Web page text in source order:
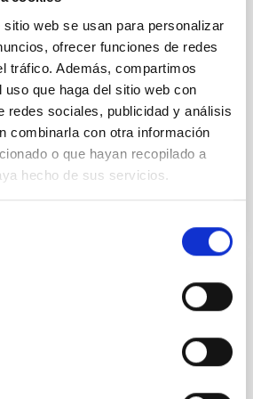
web se usan para personalizar
ofrecer funciones de redes
tráfico. Además, compartimos
uso que haga del sitio web con
redes sociales, publicidad y análisis
combinarla con otra información
o que hayan recopilado a
hecho de sus servicios.
(TTT). Phase-Dispersion
± 0.051 hr and a peak-to-peak
R. et al.
5 2026
2026RNAAS..10..143A